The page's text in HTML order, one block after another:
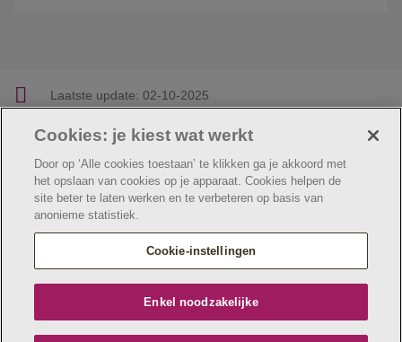
Laatste update: 02-10-2025
© Jeugdzorg Emmaüs
Cookie verklaring
Privacybeleid
Webtoegankelijkheidsverklaring
Jeugdzorg Emmaüs maakt deel uit van
Maatschappelijke zetel Edgard Tinellaan 1c, 2800
Cookies: je kiest wat werkt
Door op ‘Alle cookies toestaan’ te klikken ga je akkoord met
het opslaan van cookies op je apparaat. Cookies helpen de
site beter te laten werken en te verbeteren op basis van
anonieme statistiek.
Cookie-instellingen
Enkel noodzakelijke